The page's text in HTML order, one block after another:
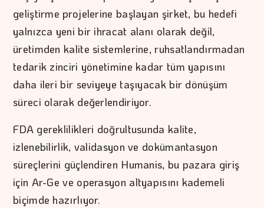
geliştirme projelerine başlayan şirket, bu hedefi
yalnızca yeni bir ihracat alanı olarak değil,
üretimden kalite sistemlerine, ruhsatlandırmadan
tedarik zinciri yönetimine kadar tüm yapısını
daha ileri bir seviyeye taşıyacak bir dönüşüm
süreci olarak değerlendiriyor.
FDA gereklilikleri doğrultusunda kalite,
izlenebilirlik, validasyon ve dokümantasyon
süreçlerini güçlendiren Humanis, bu pazara giriş
için Ar-Ge ve operasyon altyapısını kademeli
biçimde hazırlıyor.